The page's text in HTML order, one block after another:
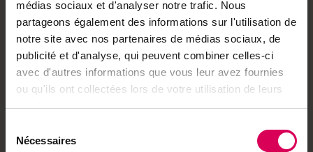
médias sociaux et d'analyser notre trafic. Nous
partageons également des informations sur l'utilisation de
notre site avec nos partenaires de médias sociaux, de
publicité et d'analyse, qui peuvent combiner celles-ci
avec d'autres informations que vous leur avez fournies
ou qu'ils ont collectées lors de votre utilisation de leurs
services.
Nécessaires
paper)
· Accès à des avantages réservés à nos
abonnés
Déjà abonné·e ? → Se connecter